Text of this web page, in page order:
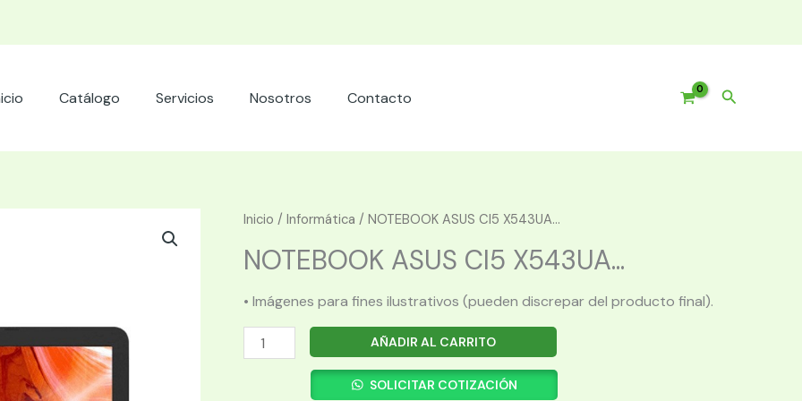
Catálogo Servicios Nosotros Contacto Buscar
Inicio / Informática / NOTEBOOK ASUS CI5 X543UA...
NOTEBOOK ASUS CI5 X543UA...
• Imágenes para fines ilustrativos (pueden discrepar del producto final).
NOTEBOOK
ASUS
AÑADIR AL CARRITO
SOLICITAR COTIZACIÓN